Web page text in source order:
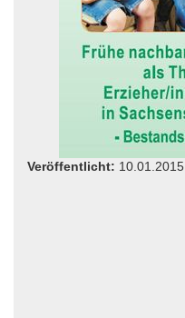
Veröffentlicht: 10.01.2015